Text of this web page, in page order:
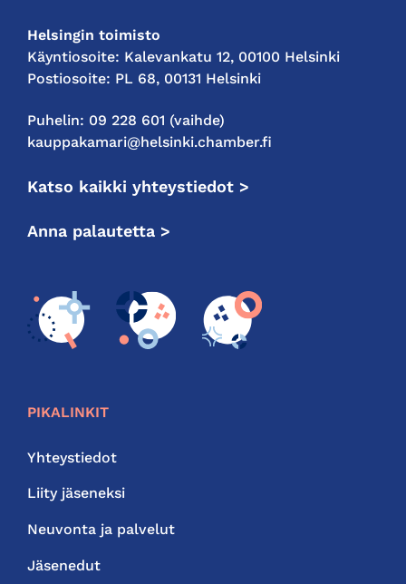
Helsingin toimisto
Käyntiosoite: Kalevankatu 12, 00100 Helsinki
Postiosoite: PL 68, 00131 Helsinki
Puhelin: 09 228 601 (vaihde)
kauppakamari@helsinki.chamber.fi
Katso kaikki yhteystiedot >
Anna palautetta >
PIKALINKIT
Yhteystiedot
Liity jäseneksi
Neuvonta ja palvelut
Jäsenedut